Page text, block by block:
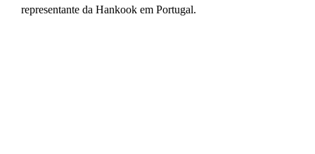
representante da Hankook em Portugal.